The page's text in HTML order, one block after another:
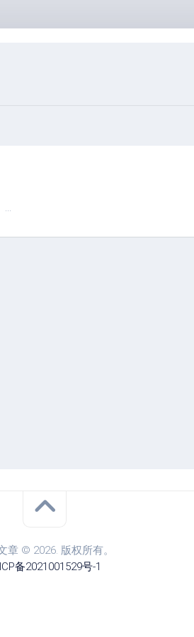
章 © 2026. 版权所有。
备2021001529号-1